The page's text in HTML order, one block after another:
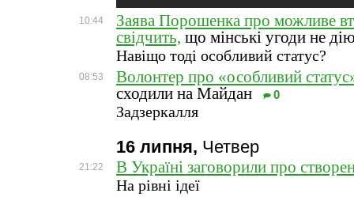
10:44
Заява Порошенка про можливе
свідчить, що мінські угоди не
Навіщо тоді особливий статус?
08:53
Волонтер про «особливий
сходили на Майдан
0
Задзеркалля
16 липня, Четвер
21:22 В Україні заговорили про
На рівні ідеї